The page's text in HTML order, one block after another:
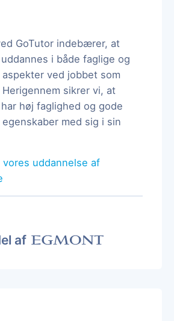
GoTutor indebærer, at
i både faglige og
ved jobbet som
sikrer vi, at
høj faglighed og gode
med sig i sin
uddannelse af
af